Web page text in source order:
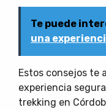
Te puede
una
Estos consejos te
experiencia
trekking en